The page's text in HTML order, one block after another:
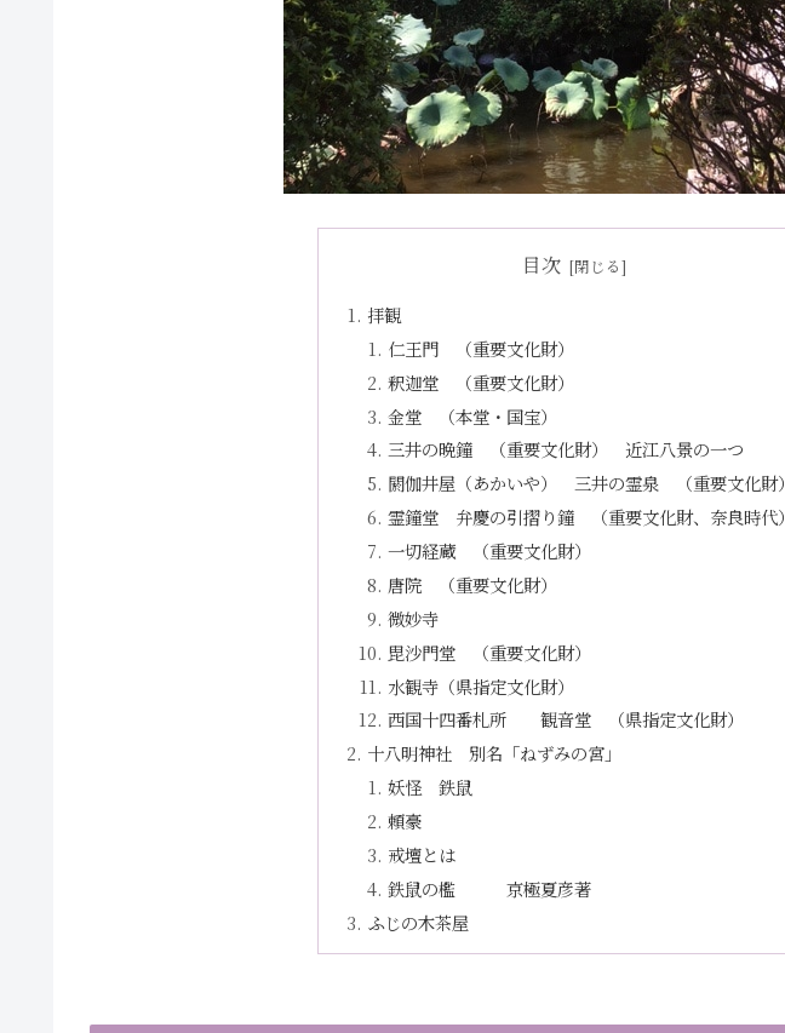
目次
拝観
仁王門 （重要文化財）
釈迦堂 （重要文化財）
金堂 （本堂・国宝）
三井の晩鐘 （重要文化財） 近江八景の一つ
閼伽井屋（あかいや） 三井の霊泉 （重要文化財）
霊鐘堂 弁慶の引摺り鐘 （重要文化財、奈良時代）
一切経蔵 （重要文化財）
唐院 （重要文化財）
微妙寺
毘沙門堂 （重要文化財）
水観寺（県指定文化財）
西国十四番札所 観音堂 （県指定文化財）
十八明神社 別名「ねずみの宮」
妖怪 鉄鼠
頼豪
戒壇とは
鉄鼠の檻 京極夏彦著
ふじの木茶屋